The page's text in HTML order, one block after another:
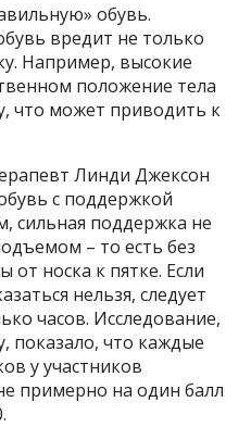
обувь.
вредит не только
Например, высокие
положение тела
что может приводить к
Линди Джексон
с поддержкой
сильная поддержка не
– то есть без
от носка к пятке. Если
нельзя, следует
часов. Исследование,
показало, что каждые
у участников
примерно на один балл